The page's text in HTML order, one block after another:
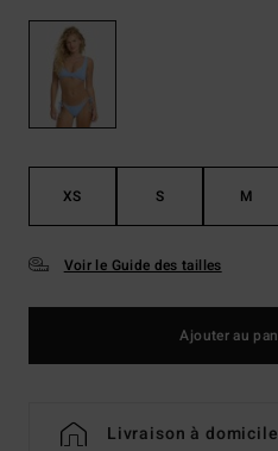
XS S M
Voir le Guide des tailles
Ajouter au
Livraison à